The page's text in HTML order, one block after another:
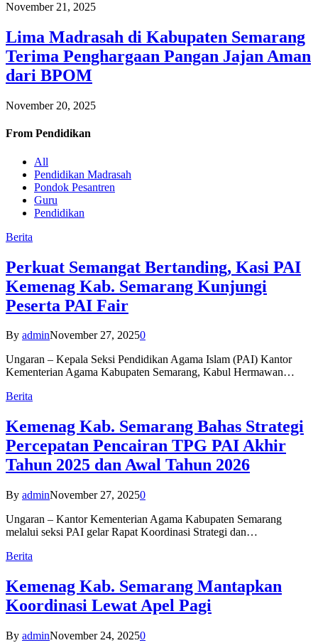
November 21, 2025
Lima Madrasah di Kabupaten Semarang
Terima Penghargaan Pangan Jajan Aman
dari BPOM
November 20, 2025
From Pendidikan
All
Pendidikan Madrasah
Pondok Pesantren
Guru
Pendidikan
Berita
Perkuat Semangat Bertanding, Kasi PAI
Kemenag Kab. Semarang Kunjungi
Peserta PAI Fair
By adminNovember 27, 20250
Ungaran – Kepala Seksi Pendidikan Agama Islam (PAI) Kantor
Kementerian Agama Kabupaten Semarang, Kabul Hermawan…
Berita
Kemenag Kab. Semarang Bahas Strategi
Percepatan Pencairan TPG PAI Akhir
Tahun 2025 dan Awal Tahun 2026
By adminNovember 27, 20250
Ungaran – Kantor Kementerian Agama Kabupaten Semarang
melalui seksi PAI gelar Rapat Koordinasi Strategi dan…
Berita
Kemenag Kab. Semarang Mantapkan
Koordinasi Lewat Apel Pagi
By adminNovember 24, 20250